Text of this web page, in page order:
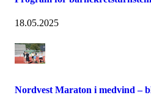
18.05.2025
Nordvest Maraton i medvind –